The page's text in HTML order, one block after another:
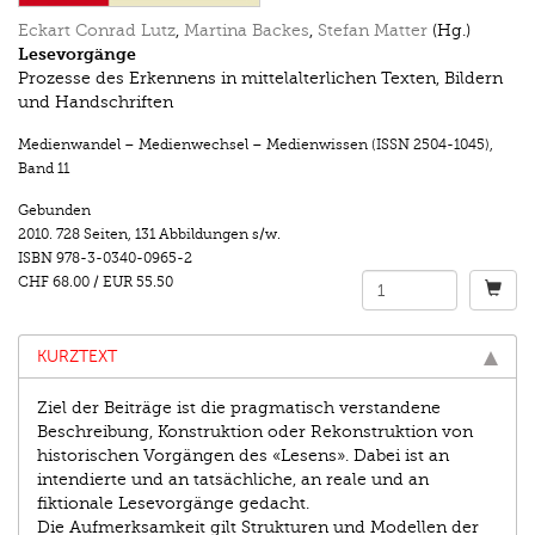
Eckart Conrad Lutz, Martina Backes, Stefan Matter (Hg.)
Lesevorgänge
Prozesse des Erkennens in mittelalterlichen Texten, Bildern
und Handschriften
Medienwandel – Medienwechsel – Medienwissen (ISSN 2504-1045),
Band 11
Gebunden
2010. 728 Seiten, 131 Abbildungen s/w.
ISBN 978-3-0340-0965-2
CHF 68.00 / EUR 55.50
KURZTEXT
Ziel der Beiträge ist die pragmatisch verstandene
Beschreibung, Konstruktion oder Rekonstruktion von
historischen Vorgängen des «Lesens». Dabei ist an
intendierte und an tatsächliche, an reale und an
fiktionale Lesevorgänge gedacht.
Die Aufmerksamkeit gilt Strukturen und Modellen der